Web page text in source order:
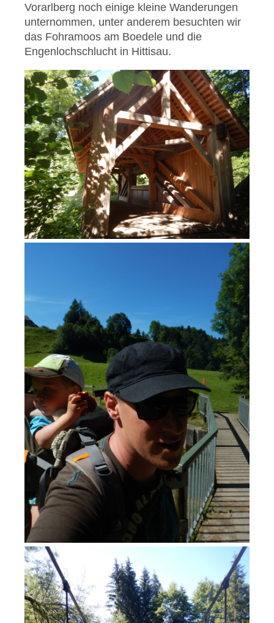
Vorarlberg noch einige kleine Wanderungen
unternommen, unter anderem besuchten wir
das Fohramoos am Boedele und die
Engenlochschlucht in Hittisau.